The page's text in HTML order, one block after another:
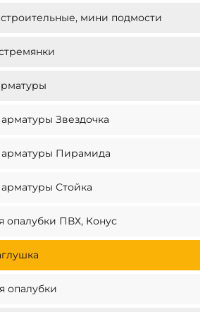
мини подмости
Звездочка
Пирамида
Стойка
опалубки ПВХ, Конус
опалубки